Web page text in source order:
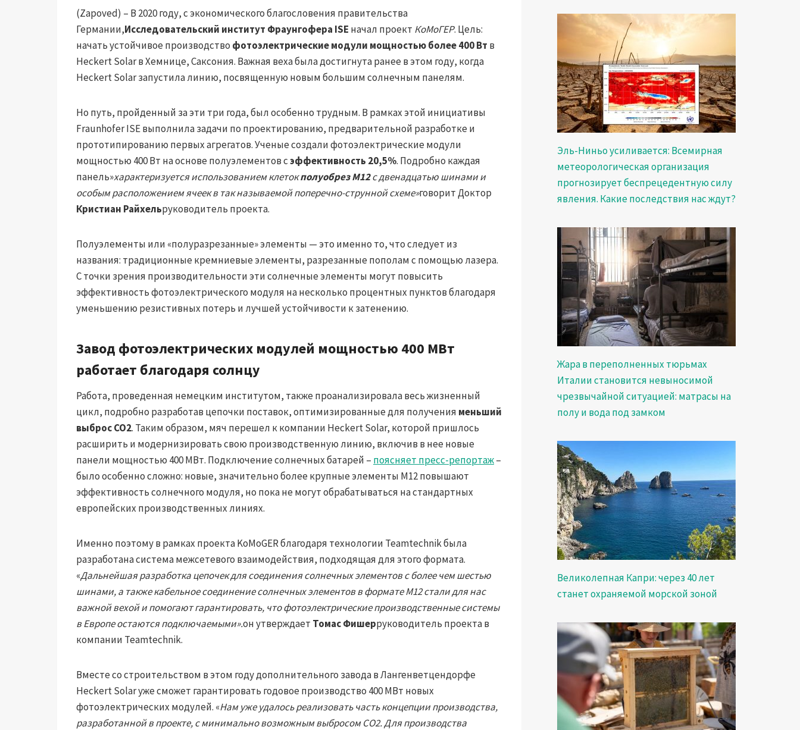
(Zapoved) – В 2020 году, с экономического благословения правительства
Германии,Исследовательский институт Фраунгофера ISE начал проект КоМоГЕР. Цель:
начать устойчивое производство фотоэлектрические модули мощностью более 400 Вт в
Heckert Solar в Хемнице, Саксония. Важная веха была достигнута ранее в этом году, когда
Heckert Solar запустила линию, посвященную новым большим солнечным панелям.
Но путь, пройденный за эти три года, был особенно трудным. В рамках этой инициативы
Fraunhofer ISE выполнила задачи по проектированию, предварительной разработке и
прототипированию первых агрегатов. Ученые создали фотоэлектрические модули
мощностью 400 Вт на основе полуэлементов сэффективность 20,5%. Подробно каждая
панель»характеризуется использованием клетокполуобрез М12с двенадцатью шинами и
особым расположением ячеек в так называемой поперечно-струнной схеме»говорит Доктор
Кристиан Райхельруководитель проекта.
Полуэлементы или «полуразрезанные» элементы — это именно то, что следует из
названия: традиционные кремниевые элементы, разрезанные пополам с помощью лазера.
С точки зрения производительности эти солнечные элементы могут повысить
эффективность фотоэлектрического модуля на несколько процентных пунктов благодаря
уменьшению резистивных потерь и лучшей устойчивости к затенению.
Завод фотоэлектрических модулей мощностью 400 МВт
работает благодаря солнцу
Работа, проведенная немецким институтом, также проанализировала весь жизненный
цикл, подробно разработав цепочки поставок, оптимизированные для получения меньший
выброс CO2. Таким образом, мяч перешел к компании Heckert Solar, которой пришлось
расширить и модернизировать свою производственную линию, включив в нее новые
панели мощностью 400 МВт. Подключение солнечных батарей – поясняет пресс-репортаж–
было особенно сложно: новые, значительно более крупные элементы M12 повышают
эффективность солнечного модуля, но пока не могут обрабатываться на стандартных
европейских производственных линиях.
Именно поэтому в рамках проекта KoMoGER благодаря технологии Teamtechnik была
разработана система межсетевого взаимодействия, подходящая для этого формата.
«Дальнейшая разработка цепочек для соединения солнечных элементов с более чем шестью
шинами, а также кабельное соединение солнечных элементов в формате M12 стали для нас
важной вехой и помогают гарантировать, что фотоэлектрические производственные системы
в Европе остаются подключаемыми».он утверждает Томас Фишерруководитель проекта в
компании Teamtechnik.
Вместе со строительством в этом году дополнительного завода в Лангенветцендорфе
Heckert Solar уже сможет гарантировать годовое производство 400 МВт новых
фотоэлектрических модулей. «Нам уже удалось реализовать часть концепции производства,
разработанной в проекте, с минимально возможным выбросом CO2. Для производства
Эль-Ниньо усиливается: Всемирная
метеорологическая организация
прогнозирует беспрецедентную силу
явления. Какие последствия нас ждут?
Жара в переполненных тюрьмах
Италии становится невыносимой
чрезвычайной ситуацией: матрасы на
полу и вода под замком
Великолепная Капри: через 40 лет
станет охраняемой морской зоной